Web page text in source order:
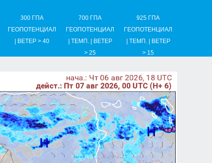
300 ГПА
ГЕОПОТЕНЦИАЛ
| ВЕТЕР > 40
700 ГПА
ГЕОПОТЕНЦИАЛ
| ТЕМП. | ВЕТЕР
> 25
925 ГПА
ГЕОПОТЕНЦИАЛ
| ТЕМП. | ВЕТЕР
> 15